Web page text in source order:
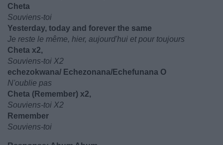
Cheta
Souviens-toi
Yesterday, today and forever the same
Je reste le même, hier, aujourd'hui et pour toujours
Cheta x2,
Souviens-toi X2
echezokwana/ Echezonana/Echefunana O
N'oublie pas
Cheta (Remember) x2,
Souviens-toi X2
Remember
Souviens-toi